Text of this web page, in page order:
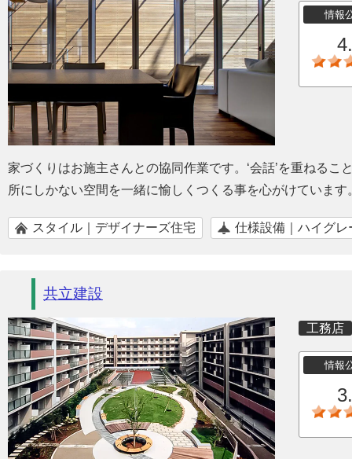
情報
家づくりはお施主さんとの協同作業です。‘会話’を重ねる
所にしかない空間を一緒に愉しくつくる事を心がけています
スタイル｜デザイナーズ住宅 仕様設備｜ハイグレ
共立建設
工務店
情報